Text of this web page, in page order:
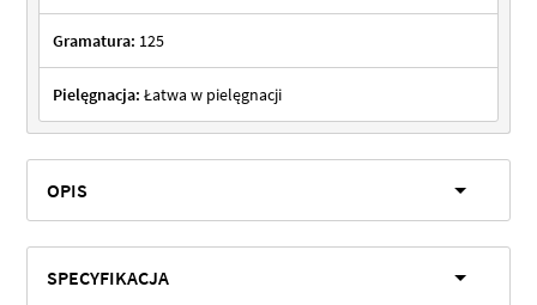
Gramatura: 125
Pielęgnacja: Łatwa w pielęgnacji
OPIS
SPECYFIKACJA